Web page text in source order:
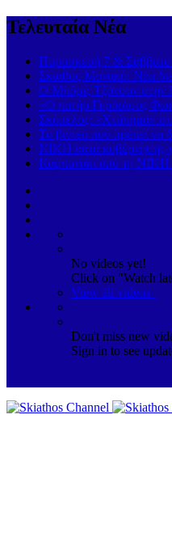
Τελευταία Νέα
Παρασκευή 7 & Σάββατο
Σκιάθος-Μονακό: Νέα
Ο Μπόρις Τζόνσον στην
«Ο πατήρ Γεράσιμος
Σκόπελος: «Χτύπημα»
Το βίντεο που πρέπει
ΝΙΚΗ κατά κυβέρνησης
Καμπανάκι από τη ΝΙΚΗ
No videos yet!
Click on "Watch
View all videos
Don't miss new
Sign in to see